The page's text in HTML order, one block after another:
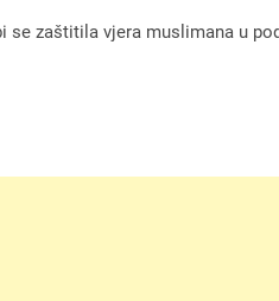
zaštitila vjera muslimana u